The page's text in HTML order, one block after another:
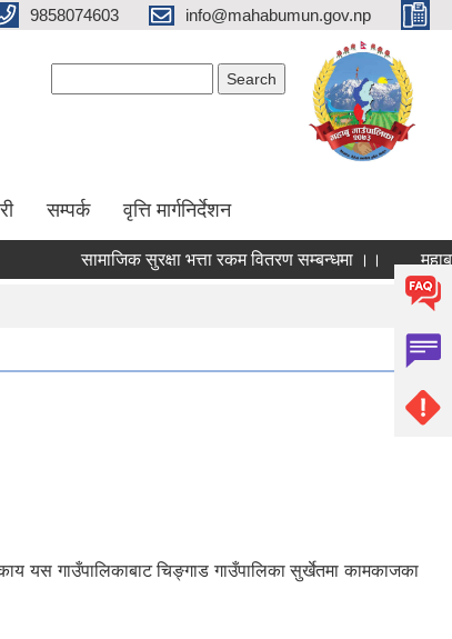
9858074603 info@mahabumun.gov.np
सम्पर्क वृत्ति मार्गनिर्देशन
सामाजिक सुरक्षा भत्ता रकम वितरण सम्बन्धमा ।।
यस गाउँपालिकाबाट चिङ्गाड गाउँपालिका सुर्खेतमा कामकाजका